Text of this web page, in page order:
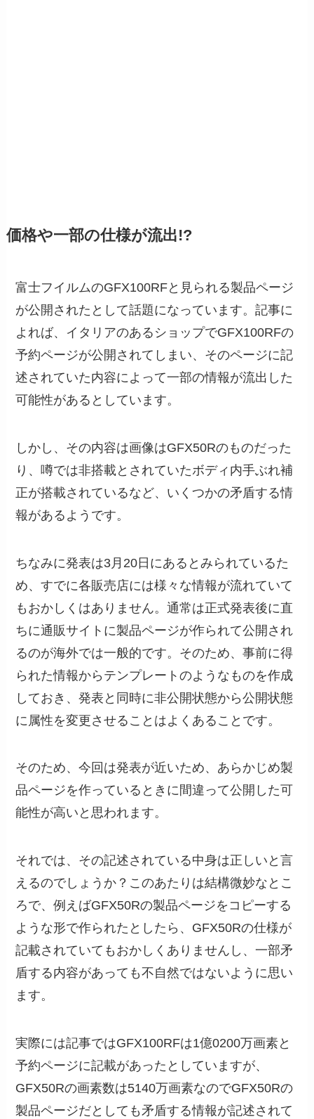
価格や一部の仕様が流出!?
富士フイルムのGFX100RFと見られる製品ページ
が公開されたとして話題になっています。記事に
よれば、イタリアのあるショップでGFX100RFの
予約ページが公開されてしまい、そのページに記
述されていた内容によって一部の情報が流出した
可能性があるとしています。
しかし、その内容は画像はGFX50Rのものだった
り、噂では非搭載とされていたボディ内手ぶれ補
正が搭載されているなど、いくつかの矛盾する情
報があるようです。
ちなみに発表は3月20日にあるとみられているた
め、すでに各販売店には様々な情報が流れていて
もおかしくはありません。通常は正式発表後に直
ちに通販サイトに製品ページが作られて公開され
るのが海外では一般的です。そのため、事前に得
られた情報からテンプレートのようなものを作成
しておき、発表と同時に非公開状態から公開状態
に属性を変更させることはよくあることです。
そのため、今回は発表が近いため、あらかじめ製
品ページを作っているときに間違って公開した可
能性が高いと思われます。
それでは、その記述されている中身は正しいと言
えるのでしょうか？このあたりは結構微妙なとこ
ろで、例えばGFX50Rの製品ページをコピーする
ような形で作られたとしたら、GFX50Rの仕様が
記載されていてもおかしくありませんし、一部矛
盾する内容があっても不自然ではないように思い
ます。
実際には記事ではGFX100RFは1億0200万画素と
予約ページに記載があったとしていますが、
GFX50Rの画素数は5140万画素なのでGFX50Rの
製品ページだとしても矛盾する情報が記述されて